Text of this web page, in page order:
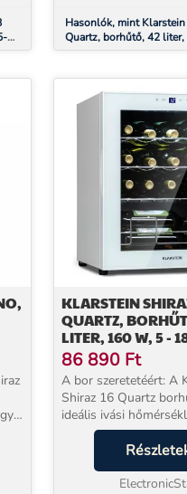
Hasonlók, mint
Quartz, borhűtő, 42
18 °C, érintőképernyős
a
5
KLARSTEIN
QUARTZ,
LITER, 160 W, 5 -
VEZÉRLŐPANEL
86 890 Ft
A bor szeretetéért: A
Shiraz 16 Quartz
ideális ivási
köszönhetően
legjobb élvezetét.
legjobb feltételeket a
tároláshoz. ...